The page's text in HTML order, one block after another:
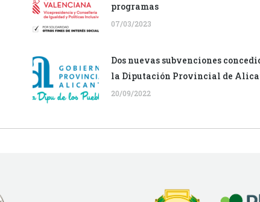
programas
07/03/2023
Dos nuevas subvenciones
la Diputación Provincial de
20/09/2022